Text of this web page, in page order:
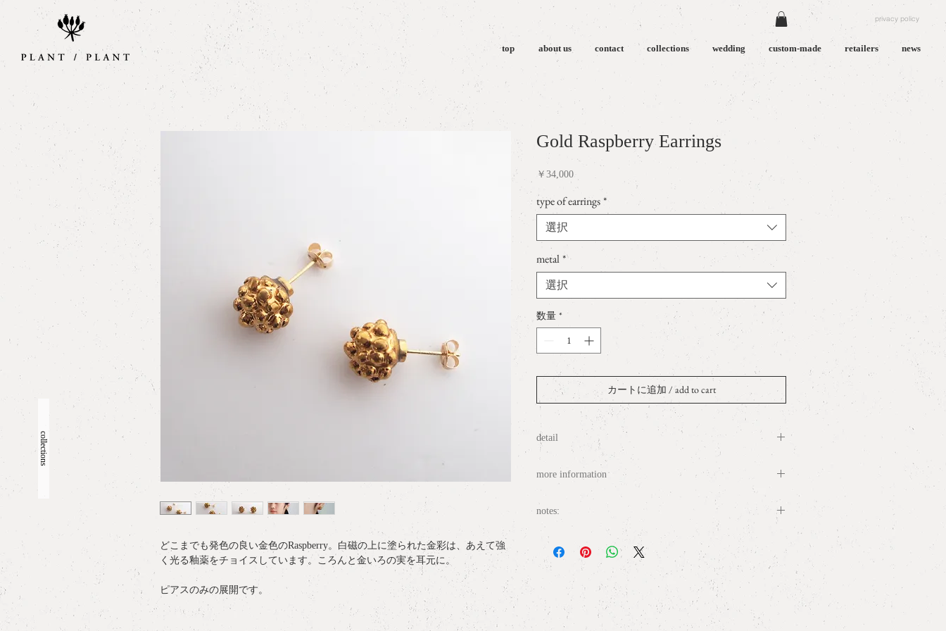
privacy policy
top about us contact collections wedding custom-made retailers news
collections
どこまでも発色の良い金色のRaspberry。白磁の上に塗られた金彩は、あえて強
く光る釉薬をチョイスしています。ころんと金いろの実を耳元に。
ピアスのみの展開です。
Gold Raspberry Earrings
￥34,000価
type of earrings*
選択
metal*
選択
数量 *
カートに追加 / add to cart
detail
l : Gold glaze Porcelain, SV925+gold plated, K10YG
Pierce studs
: H1.0cm x W1.0cm x D1.0cm
more information
ラッピングについて / gift wrapping
○ 配送について / delivery
サイズ表記について / ring size and measurement
○ お問い合わせ / contact
notes:
・白磁は陶器の一種で割れ物です。高いところから落と
したり、強い圧力によって欠け、割れ、の可能性があり
ますのでお取り扱いにはご注意ください。
・商品の特性上、金具を強い力で横に倒すと白磁から外
れる事があります。持ち運びの際は箱に入れるなどのお
取り扱いをお願いいたします。